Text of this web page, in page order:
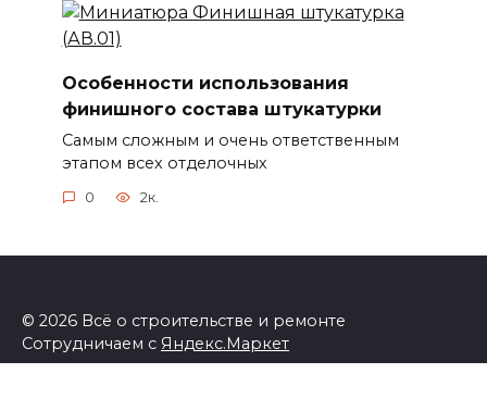
Особенности использования
финишного состава штукатурки
Самым сложным и очень ответственным
этапом всех отделочных
0 2к.
© 2026 Всё о строительстве и ремонте
Сотрудничаем с Яндекс.Маркет